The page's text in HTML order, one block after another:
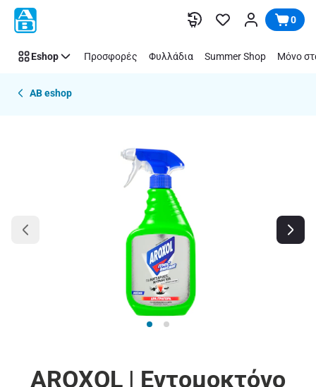
Παράλειψη 0
Eshop Προσφορές Φυλλάδια Summer Shop Μόνο
AB eshop
AROXOL | Εντομοκτόνο